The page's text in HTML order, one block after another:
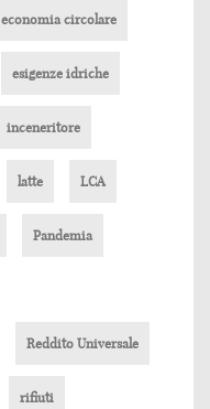
economia circolare
esigenze idriche
inceneritore
latte LCA
Pandemia
Reddito Universale
rifiuti